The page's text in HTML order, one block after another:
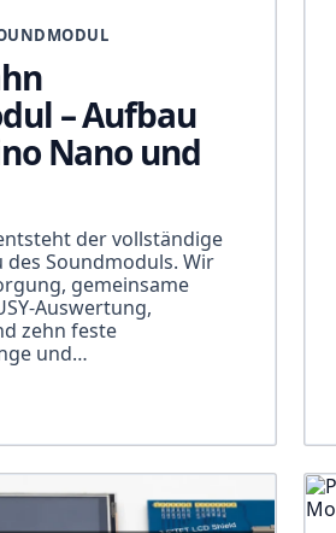
– Aufbau
Nano und
der vollständige
des Soundmoduls. Wir
gemeinsame
Auswertung,
zehn feste
und…